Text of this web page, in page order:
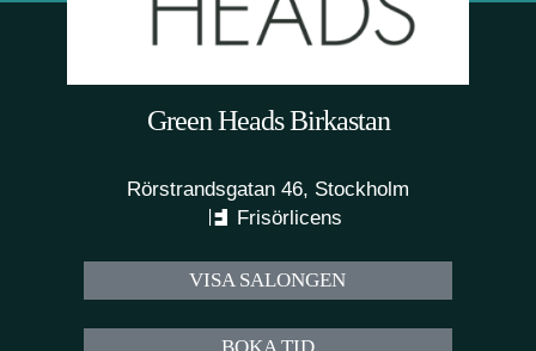
Green Heads Birkastan
Rörstrandsgatan 46, Stockholm
Frisörlicens
VISA SALONGEN